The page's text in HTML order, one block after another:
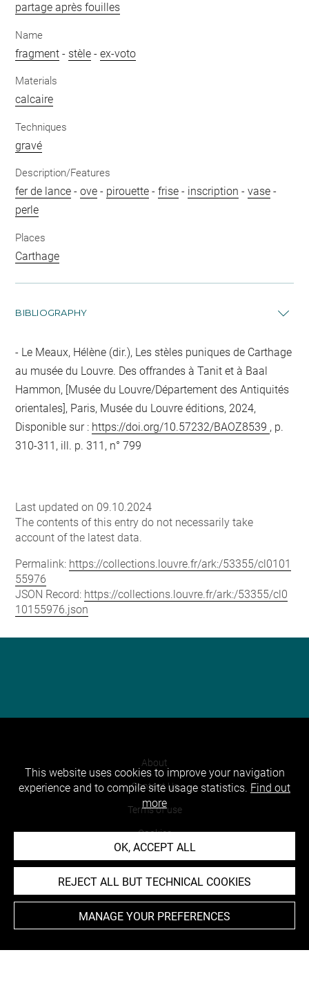
partage après fouilles
Name
fragment - stèle -ex-voto
Materials
calcaire
Techniques
gravé
Description/Features
fer de lance -ove - pirouette -frise - inscription -vase -
perle
Places
Carthage
BIBLIOGRAPHY
Le Meaux, Hélène (dir.), Les stèles puniques de Carthage
au musée du Louvre. Des offrandes à Tanit et à Baal
Hammon, [Musée du Louvre/Département des Antiquités
orientales], Paris, Musée du Louvre éditions, 2024,
Disponible sur : https://doi.org/10.57232/BAOZ8539 , p.
310-311, ill. p. 311, n° 799
Last updated on 09.10.2024
The contents of this entry do not necessarily take
account of the latest data.
Permalink: https://collections.louvre.fr/ark:/53355/cl0101
55976
JSON Record: https://collections.louvre.fr/ark:/53355/cl0
10155976.json
About
Contact Us
Terms of use
Cookies
Accessibility : non compliant
This website uses cookies to improve your navigation
experience and to compile site usage statistics. Find out
more
OK, ACCEPT ALL
REJECT ALL BUT TECHNICAL COOKIES
MANAGE YOUR PREFERENCES